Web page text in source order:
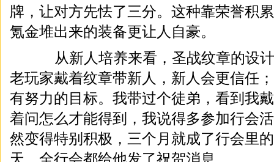
牌，让对方先怯了三分。这种靠荣誉积
氪金堆出来的装备更让人自豪。
从新人培养来看，圣战纹章的设计
老玩家戴着纹章带新人，新人会更信任
有努力的目标。我带过个徒弟，看到我
着问怎么才能得到，我说得多参加行会
然变得特别积极，三个月就成了行会里